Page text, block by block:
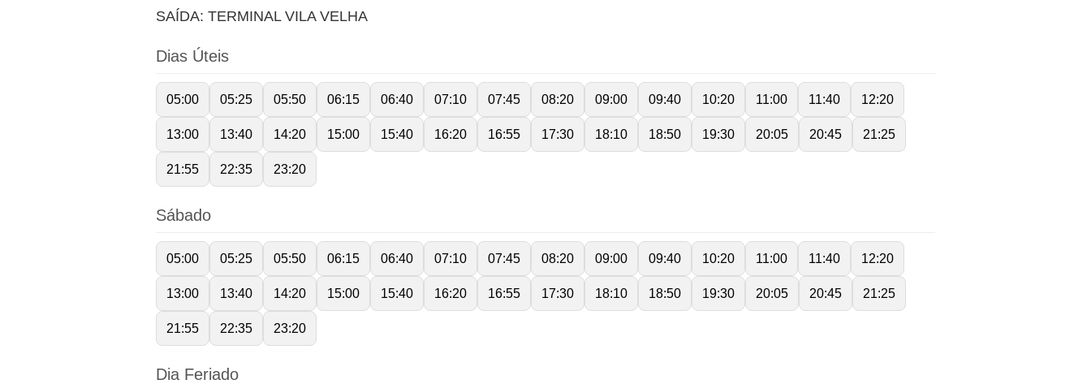
SAÍDA: TERMINAL VILA VELHA
Dias Úteis
05:00 05:25 05:50 06:15 06:40 07:10 07:45 08:20 09:00 09:40 10:20 11:00 11:40 12:20
13:00 13:40 14:20 15:00 15:40 16:20 16:55 17:30 18:10 18:50 19:30 20:05 20:45 21:25
21:55 22:35 23:20
Sábado
05:00 05:25 05:50 06:15 06:40 07:10 07:45 08:20 09:00 09:40 10:20 11:00 11:40 12:20
13:00 13:40 14:20 15:00 15:40 16:20 16:55 17:30 18:10 18:50 19:30 20:05 20:45 21:25
21:55 22:35 23:20
Dia Feriado